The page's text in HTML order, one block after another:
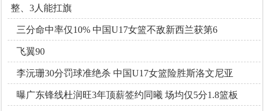
整、3人能扛旗
三分命中率仅10% 中国U17女篮不敌新西兰获第6
飞翼90
李沅珊30分罚球准绝杀 中国U17女篮险胜斯洛文尼亚
曝广东锋线杜润旺3年顶薪签约同曦 场均仅5分1.8篮板